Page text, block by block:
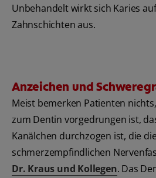
Unbehandelt wirkt sich Karies
Zahnschichten aus.
Anzeichen und
Meist bemerken Patienten
zum Dentin vorgedrungen ist,
Kanälchen durchzogen ist, die
schmerzempfindlichen
Dr. Kraus und Kollegen. Das